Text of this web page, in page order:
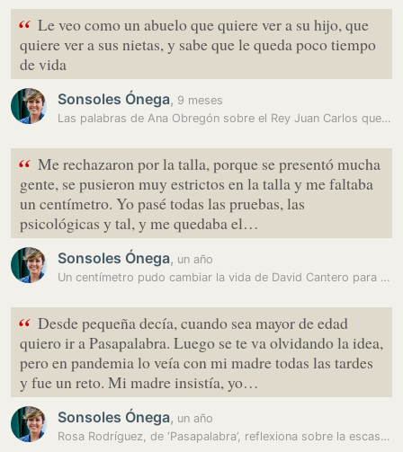
“ Le veo como un abuelo que quiere ver a su hijo, que
quiere ver a sus nietas, y sabe que le queda poco tiempo
de vida
Sonsoles Ónega, 9 meses
Las palabras de Ana Obregón sobre el Rey Juan Carlos que no han pasado…
“ Me rechazaron por la talla, porque se presentó mucha
gente, se pusieron muy estrictos en la talla y me faltaba
un centímetro. Yo pasé todas las pruebas, las
psicológicas y tal, y me quedaba el…
Sonsoles Ónega, un año
Un centímetro pudo cambiar la vida de David Cantero para siempre
“ Desde pequeña decía, cuando sea mayor de edad
quiero ir a Pasapalabra. Luego se te va olvidando la idea,
pero en pandemia lo veía con mi madre todas las tardes
y fue un reto. Mi madre insistía, yo…
Sonsoles Ónega, un año
Rosa Rodríguez, de ‘Pasapalabra’, reflexiona sobre la escasez de…